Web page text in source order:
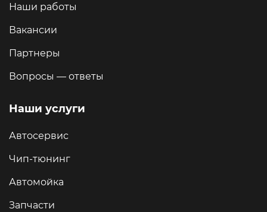
Наши работы
Вакансии
Партнеры
Вопросы — ответы
Наши услуги
Автосервис
Чип-тюнинг
Автомойка
Запчасти